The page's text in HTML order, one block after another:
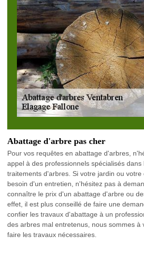
Abattage d'arbre pas cher
Pour vos requêtes en abattage d'arbres,
appel à des professionnels spécialisés dans
traitements d'arbres. Si votre jardin ou
besoin d'un entretien, n'hésitez pas à
connaître le prix d'un abattage d'arbre ou
effet, il est plus conseillé de faire une
confier les travaux d'abattage à un
des arbres mal entretenus, nous sommes à
faire les travaux nécessaires.